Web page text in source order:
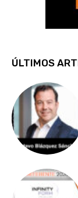
ÚLTIMOS